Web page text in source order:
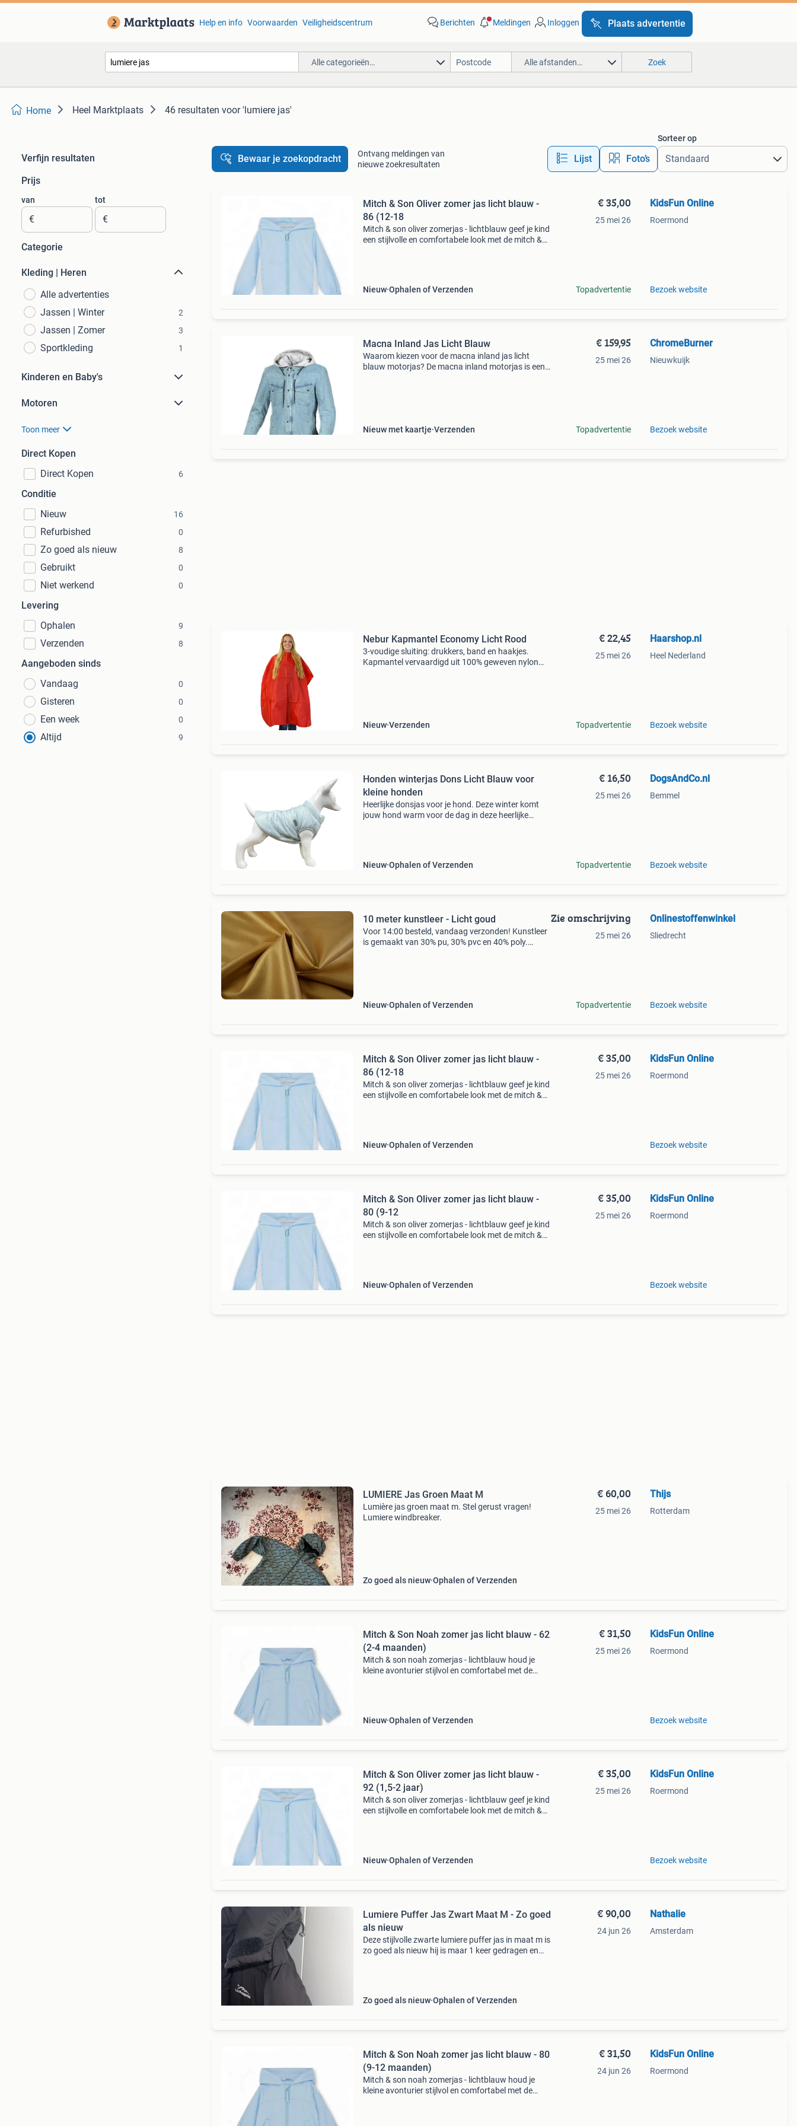
Help en info Voorwaarden Veiligheidscentrum Berichten Meldingen Inloggen Plaats advertentie
Alle categorieën… Alle afstanden… Zoek
Home Heel Marktplaats 46 resultaten voor 'lumiere jas'
Verfijn resultaten
Prijs
van
€
tot
€
Categorie
Kleding | Heren
Alle advertenties
Jassen | Winter
2
Jassen | Zomer 3
Sportkleding 1
Kinderen en Baby's
Motoren
Toon meer
Direct Kopen
Direct Kopen
6
Conditie
Nieuw
16
Refurbished 0
Zo goed als nieuw 8
Gebruikt 0
Niet werkend 0
Levering
Ophalen
9
Verzenden 8
Aangeboden sinds
Vandaag
0
Gisteren 0
Een week 0
Altijd 9
Bewaar je zoekopdracht
Ontvang meldingen van
nieuwe zoekresultaten
Lijst Foto’s
Sorteer op
Mitch & Son Oliver zomer jas licht blauw -
86 (12-18
Mitch & son oliver zomerjas - lichtblauw geef je kind
een stijlvolle en comfortabele look met de mitch &
Nieuw Ophalen of Verzenden
€ 35,00
25 mei 26
Topadvertentie
KidsFun Online
Roermond
Bezoek website
Macna Inland Jas Licht Blauw
Waarom kiezen voor de macna inland jas licht
blauw motorjas? De macna inland motorjas is een
Nieuw met kaartje Verzenden
€ 159,95
25 mei 26
Topadvertentie
ChromeBurner
Nieuwkuijk
Bezoek website
Nebur Kapmantel Economy Licht Rood
3-voudige sluiting: drukkers, band en haakjes.
Kapmantel vervaardigd uit 100% geweven nylon
Nieuw Verzenden
€ 22,45
25 mei 26
Topadvertentie
Haarshop.nl
Heel Nederland
Bezoek website
Honden winterjas Dons Licht Blauw voor
kleine honden
Heerlijke donsjas voor je hond. Deze winter komt
jouw hond warm voor de dag in deze heerlijke
Nieuw Ophalen of Verzenden
€ 16,50
25 mei 26
Topadvertentie
DogsAndCo.nl
Bemmel
Bezoek website
10 meter kunstleer - Licht goud
Voor 14:00 besteld, vandaag verzonden! Kunstleer
is gemaakt van 30% pu, 30% pvc en 40% poly.
Nieuw Ophalen of Verzenden
Zie omschrijving
25 mei 26
Topadvertentie
Onlinestoffenwinkel
Sliedrecht
Bezoek website
Mitch & Son Oliver zomer jas licht blauw -
86 (12-18
Mitch & son oliver zomerjas - lichtblauw geef je kind
een stijlvolle en comfortabele look met de mitch &
Nieuw Ophalen of Verzenden
€ 35,00
25 mei 26
KidsFun Online
Roermond
Bezoek website
Mitch & Son Oliver zomer jas licht blauw -
80 (9-12
Mitch & son oliver zomerjas - lichtblauw geef je kind
een stijlvolle en comfortabele look met de mitch &
Nieuw Ophalen of Verzenden
€ 35,00
25 mei 26
KidsFun Online
Roermond
Bezoek website
LUMIERE Jas Groen Maat M
Lumière jas groen maat m. Stel gerust vragen!
Lumiere windbreaker.
Zo goed als nieuw Ophalen of Verzenden
€ 60,00
25 mei 26
Thijs
Rotterdam
Mitch & Son Noah zomer jas licht blauw - 62
(2-4 maanden)
Mitch & son noah zomerjas - lichtblauw houd je
kleine avonturier stijlvol en comfortabel met de
Nieuw Ophalen of Verzenden
€ 31,50
25 mei 26
KidsFun Online
Roermond
Bezoek website
Mitch & Son Oliver zomer jas licht blauw -
92 (1,5-2 jaar)
Mitch & son oliver zomerjas - lichtblauw geef je kind
een stijlvolle en comfortabele look met de mitch &
Nieuw Ophalen of Verzenden
€ 35,00
25 mei 26
KidsFun Online
Roermond
Bezoek website
Lumiere Puffer Jas Zwart Maat M - Zo goed
als nieuw
Deze stijlvolle zwarte lumiere puffer jas in maat m is
zo goed als nieuw hij is maar 1 keer gedragen en
Zo goed als nieuw Ophalen of Verzenden
€ 90,00
24 jun 26
Nathalie
Amsterdam
Mitch & Son Noah zomer jas licht blauw - 80
(9-12 maanden)
Mitch & son noah zomerjas - lichtblauw houd je
kleine avonturier stijlvol en comfortabel met de
€ 31,50
24 jun 26
KidsFun Online
Roermond